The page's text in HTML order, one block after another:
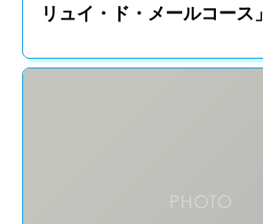
リュイ・ド・メールコース」